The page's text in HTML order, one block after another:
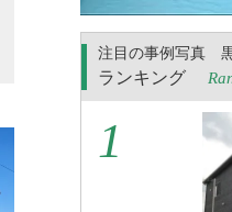
注目の事例写真
ランキング